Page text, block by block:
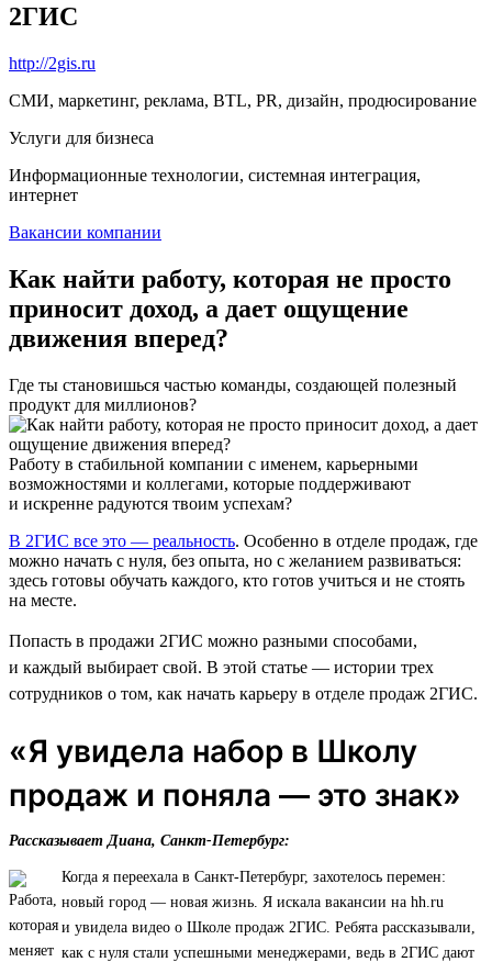
2ГИС
http://2gis.ru
СМИ, маркетинг, реклама, BTL, PR, дизайн, продюсирование
Услуги для бизнеса
Информационные технологии, системная интеграция,
интернет
Вакансии компании
Как найти работу, которая не просто
приносит доход, а дает ощущение
движения вперед?
Где ты становишься частью команды, создающей полезный
продукт для миллионов?
Работу в стабильной компании с именем, карьерными
возможностями и коллегами, которые поддерживают
и искренне радуются твоим успехам?
В 2ГИС все это — реальность. Особенно в отделе продаж, где
можно начать с нуля, без опыта, но с желанием развиваться:
здесь готовы обучать каждого, кто готов учиться и не стоять
на месте.
Попасть в продажи 2ГИС можно разными способами,
и каждый выбирает свой. В этой статье — истории трех
сотрудников о том, как начать карьеру в отделе продаж 2ГИС.
«Я увидела набор в Школу
продаж и поняла — это знак»
Рассказывает Диана, Санкт-Петербург:
Когда я переехала в Санкт-Петербург, захотелось перемен:
новый город — новая жизнь. Я искала вакансии на hh.ru
и увидела видео о Школе продаж 2ГИС. Ребята рассказывали,
как с нуля стали успешными менеджерами, ведь в 2ГИС дают